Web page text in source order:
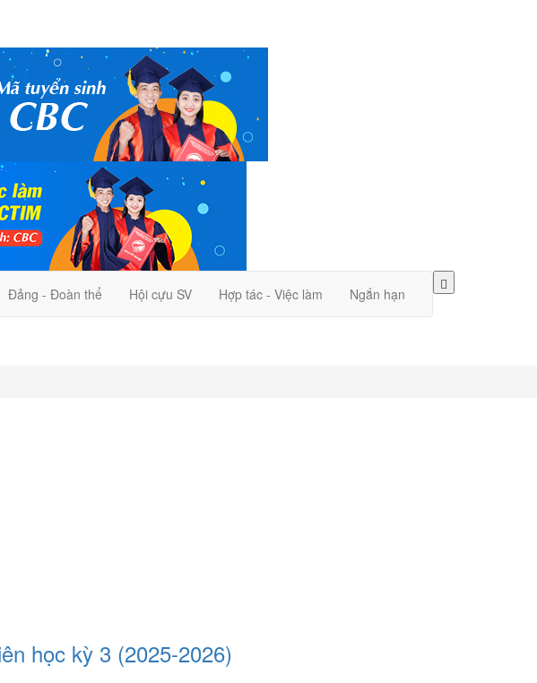
Đảng - Đoàn thể Hội cựu SV Hợp tác - Việc làm Ngắn hạn
học kỳ 3 (2025-2026)